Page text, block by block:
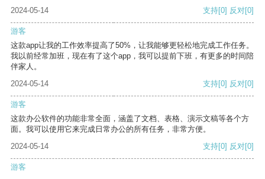
2024-05-14 支持[0] 反对[0]
游客
这款app让我的工作效率提高了50%，让我能够更轻松地完成工作任务。
我以前经常加班，现在有了这个app，我可以提前下班，有更多的时间陪
伴家人。
2024-05-14
支持[0] 反对[0]
游客
这款办公软件的功能非常全面，涵盖了文档、表格、演示文稿等各个方
面。我可以使用它来完成日常办公的所有任务，非常方便。
2024-05-14
支持[0] 反对[0]
游客